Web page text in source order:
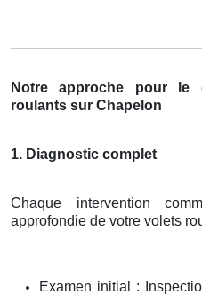
Notre approche pour le
roulants sur Chapelon
1. Diagnostic complet
Chaque intervention
approfondie de votre volets
Examen initial :